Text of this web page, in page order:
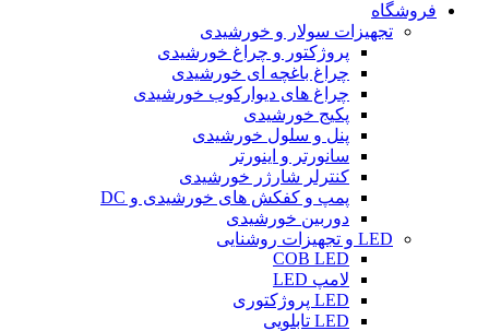
فروشگاه
تجهیزات سولار و خورشیدی
پروژکتور و چراغ خورشیدی
چراغ باغچه ای خورشیدی
چراغ های دیوارکوب خورشیدی
پکیج خورشیدی
پنل و سلول خورشیدی
سانورتر و اینورتر
کنترلر شارژر خورشیدی
پمپ و کفکش های خورشیدی و DC
دوربین خورشیدی
LED و تجهیزات روشنایی
COB LED
لامپ LED
LED پروژکتوری
LED تابلویی